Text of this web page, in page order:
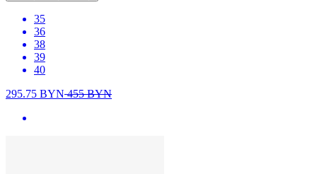
35
36
38
39
40
295.75 BYN455BYN